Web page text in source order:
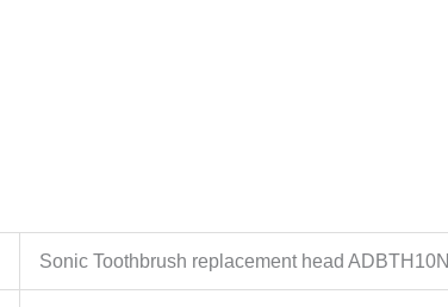
Sonic Toothbrush replacement head ADBTH10N